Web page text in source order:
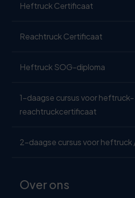
Heftruck Certificaat
Reachtruck Certificaat
Heftruck SOG-diploma
1-daagse cursus voor
reachtruckcertificaat
2-daagse cursus voor heftruck
Over ons